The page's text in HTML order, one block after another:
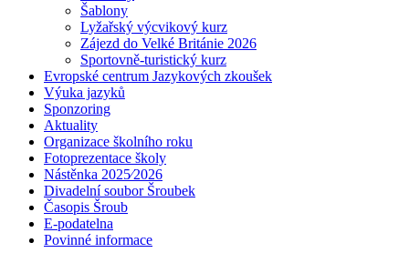
Šablony
Lyžařský výcvikový kurz
Zájezd do Velké Británie 2026
Sportovně-turistický kurz
Evropské centrum Jazykových zkoušek
Výuka jazyků
Sponzoring
Aktuality
Organizace školního roku
Fotoprezentace školy
Nástěnka 2025⁄2026
Divadelní soubor Šroubek
Časopis Šroub
E-podatelna
Povinné informace